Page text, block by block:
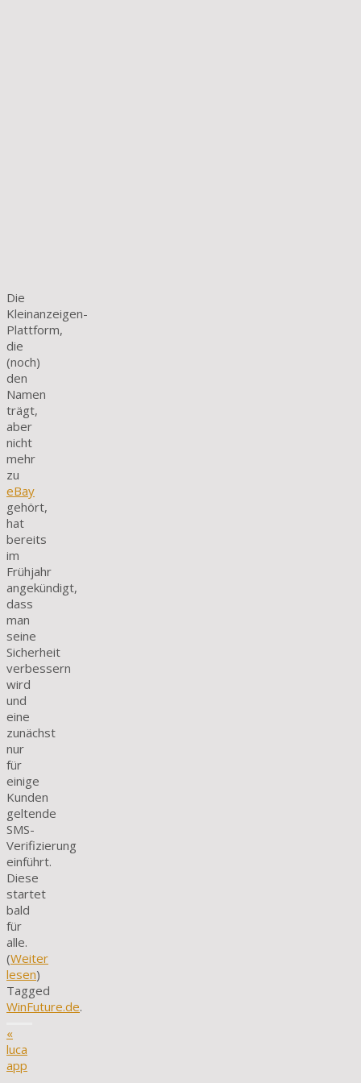
Die
Kleinanzeigen-
Plattform,
die
(noch)
den
Namen
trägt,
aber
nicht
mehr
zu
eBay
gehört,
hat
bereits
im
Frühjahr
angekündigt,
dass
man
seine
Sicherheit
verbessern
wird
und
eine
zunächst
nur
für
einige
Kunden
geltende
SMS-
Verifizierung
einführt.
Diese
startet
bald
für
alle.
(Weiter
lesen)
Tagged
WinFuture.de.
«
luca
app